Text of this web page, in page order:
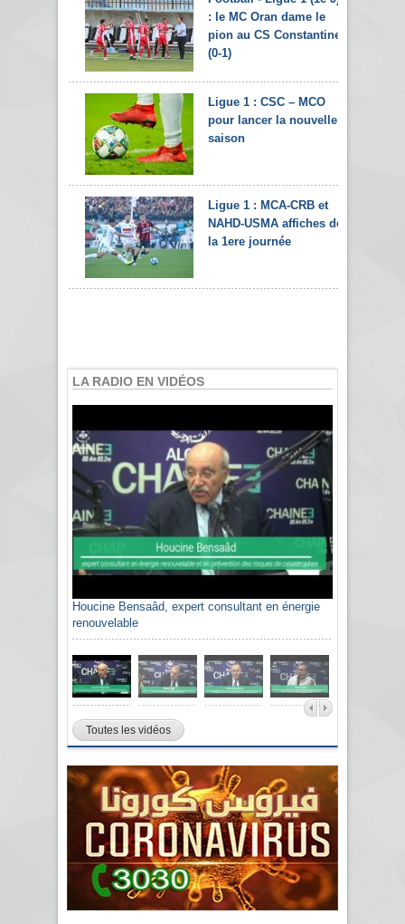
: le MC Oran dame le
pion au CS Constantine
(0-1)
Ligue 1 : CSC – MCO
pour lancer la nouvelle
saison
Ligue 1 : MCA-CRB et
NAHD-USMA affiches de
la 1ere journée
LA RADIO EN VIDÉOS
Houcine Bensaâd, expert consultant en énergie
renouvelable
Toutes les vidéos